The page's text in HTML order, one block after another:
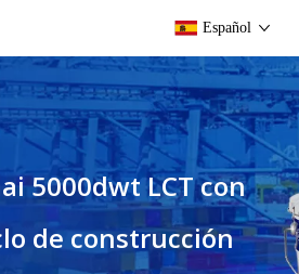
Español
5000dwt LCT con
de construcción